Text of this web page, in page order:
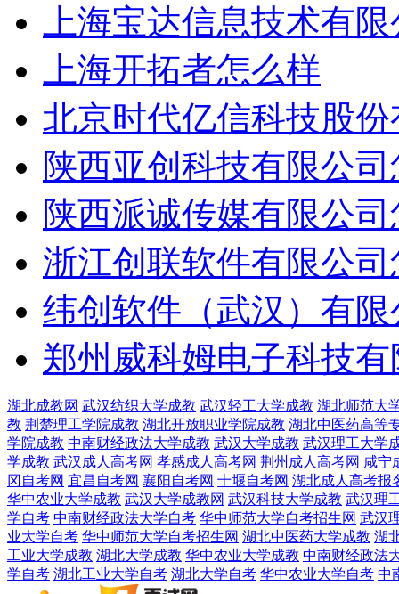
上海宝达信息技术有
上海开拓者怎么样
北京时代亿信科技股
陕西亚创科技有限公
陕西派诚传媒有限公
浙江创联软件有限公
纬创软件（武汉）有
郑州威科姆电子科技
湖北成教网 武汉纺织大学成教 武汉轻工大学成教 湖北师范大
教 荆楚理工学院成教 湖北开放职业学院成教 湖北中医药高等
学院成教 中南财经政法大学成教 武汉大学成教 武汉理工大学
学成教 武汉成人高考网 孝感成人高考网 荆州成人高考网 咸宁
冈自考网 宜昌自考网 襄阳自考网 十堰自考网 湖北成人高考报
华中农业大学成教 武汉大学成教网 武汉科技大学成教 武汉理
学自考 中南财经政法大学自考 华中师范大学自考招生网 武汉
业大学自考 华中师范大学自考招生网 湖北中医药大学成教 湖
工业大学成教 湖北大学成教 华中农业大学成教 中南财经政法
学自考 湖北工业大学自考 湖北大学自考 华中农业大学自考 中